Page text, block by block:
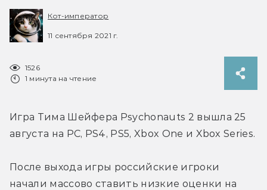
Кот-император
11 сентября 2021 г.
1526
1 минута на чтение
Игра Тима Шейфера Psychonauts 2 вышла 25
августа на PC, PS4, PS5, Xbox One и Xbox Series.
После выхода игры российские игроки
начали массово ставить низкие оценки на